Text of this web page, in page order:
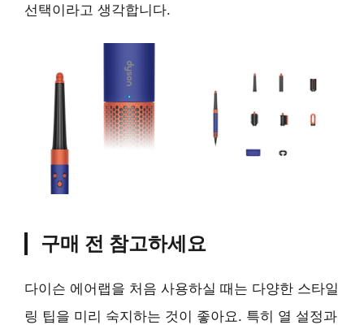
선택이라고 생각합니다.
구매 전 참고하세요
다이슨 에어랩을 처음 사용하실 때는 다양한 스타일
링 팁을 미리 숙지하는 것이 좋아요. 특히 열 설정과